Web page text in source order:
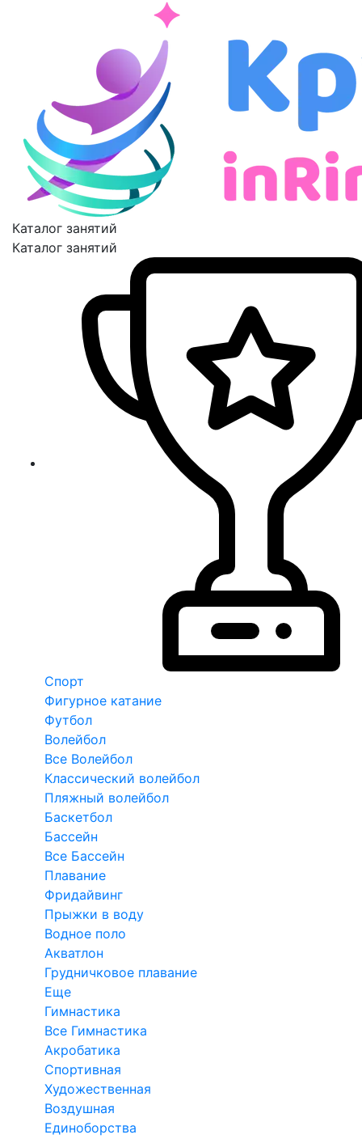
Каталог занятий
Каталог занятий
Спорт
Фигурное катание
Футбол
Волейбол
Все Волейбол
Классический волейбол
Пляжный волейбол
Баскетбол
Бассейн
Все Бассейн
Плавание
Фридайвинг
Прыжки в воду
Водное поло
Акватлон
Грудничковое плавание
Еще
Гимнастика
Все Гимнастика
Акробатика
Спортивная
Художественная
Воздушная
Единоборства